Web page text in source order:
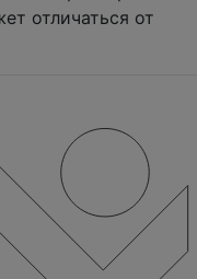
отличаться от